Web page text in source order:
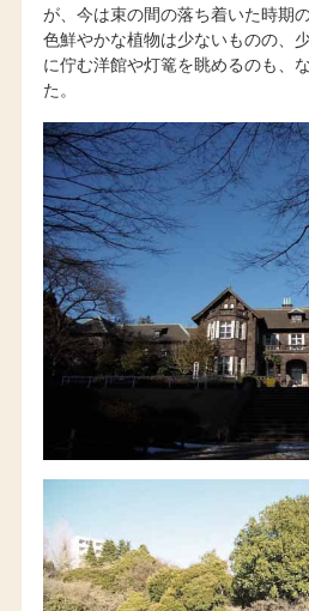
が、今は束の間の落ち着いた時期
色鮮やかな植物は少ないものの、
に佇む洋館や灯篭を眺めるのも、
た。